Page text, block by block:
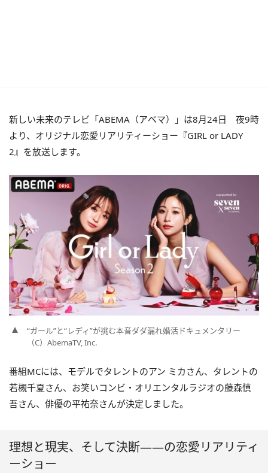
新しい未来のテレビ「ABEMA（アベマ）」は8月24日 夜9時
より、オリジナル恋愛リアリティーショー『GIRL or LADY
2』を放送します。
“ガール”と“レディ”が挑む本音ダダ漏れ婚活ドキュメンタリー
（C）AbemaTV, Inc.
番組MCには、モデルでタレントのアン ミカさん、タレントの
若槻千夏さん、お笑いコンビ・オリエンタルラジオの藤森慎
吾さん、俳優の平祐奈さんが決定しました。
理想と現実、そして決断――の恋愛リアリティ
ーショー